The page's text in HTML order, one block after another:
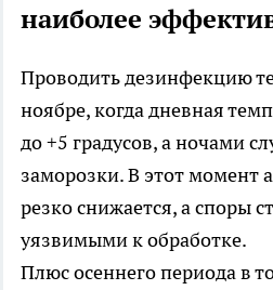
наиболее
Проводить дезинфекцию
ноябре, когда дневная
до +5 градусов, а ночами
заморозки. В этот момент
резко снижается, а споры
уязвимыми к обработке.
Плюс осеннего периода в